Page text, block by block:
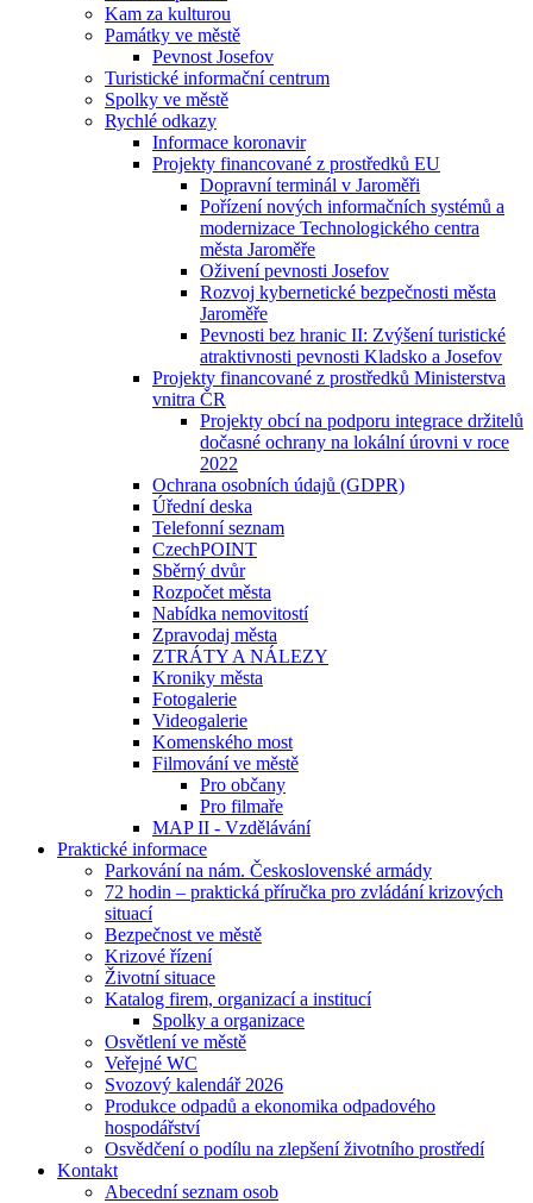
Kam za kulturou
Památky ve městě
Pevnost Josefov
Turistické informační centrum
Spolky ve městě
Rychlé odkazy
Informace koronavir
Projekty financované z prostředků EU
Dopravní terminál v Jaroměři
Pořízení nových informačních systémů a
modernizace Technologického centra
města Jaroměře
Oživení pevnosti Josefov
Rozvoj kybernetické bezpečnosti města
Jaroměře
Pevnosti bez hranic II: Zvýšení turistické
atraktivnosti pevnosti Kladsko a Josefov
Projekty financované z prostředků Ministerstva
vnitra ČR
Projekty obcí na podporu integrace držitelů
dočasné ochrany na lokální úrovni v roce
2022
Ochrana osobních údajů (GDPR)
Úřední deska
Telefonní seznam
CzechPOINT
Sběrný dvůr
Rozpočet města
Nabídka nemovitostí
Zpravodaj města
ZTRÁTY A NÁLEZY
Kroniky města
Fotogalerie
Videogalerie
Komenského most
Filmování ve městě
Pro občany
Pro filmaře
MAP II - Vzdělávání
Praktické informace
Parkování na nám. Československé armády
72 hodin – praktická příručka pro zvládání krizových
situací
Bezpečnost ve městě
Krizové řízení
Životní situace
Katalog firem, organizací a institucí
Spolky a organizace
Osvětlení ve městě
Veřejné WC
Svozový kalendář 2026
Produkce odpadů a ekonomika odpadového
hospodářství
Osvědčení o podílu na zlepšení životního prostředí
Kontakt
Abecední seznam osob